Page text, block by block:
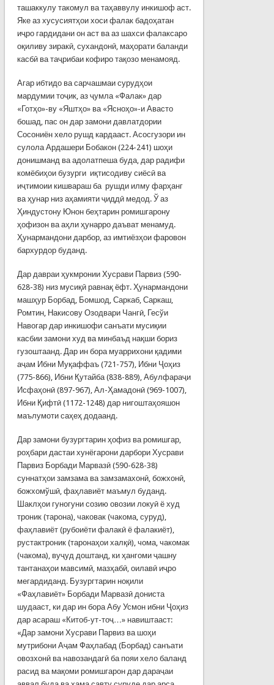
ташаккулу такомул ва таҳаввулу инкишоф аст.
Яке аз хусусиятҳои хоси фалак бадоҳатан
иҷро гардидани он аст ва аз шахси фалаксаро
оқиливу зиракӣ, сухандонӣ, маҳорати баланди
касбӣ ва таҷрибаи кофиро тақозо менамояд.
Агар ибтидо ва сарчашмаи сурудҳои
мардумии тоҷик, аз ҷумла «Фалак» дар
«Готҳо»-ву «Яштҳо» ва «Ясноҳо»-и Авасто
бошад, пас он дар замони давлатдории
Сосониён хело рушд кардааст. Асосгузори ин
сулола Ардашери Бобакон (224-241) шоҳи
донишманд ва адолатпеша буда, дар радифи
комёбиҳои бузурги иқтисодиву сиёсӣ ва
иҷтимоии кишвараш ба рушди илму фарҳанг
ва ҳунар низ аҳамияти ҷиддӣ медод. Ў аз
Ҳиндустону Юнон беҳтарин ромишгарону
ҳофизон ва аҳли ҳунарро даъват менамуд.
Ҳунармандони дарбор, аз имтиёзҳои фаровон
бархурдор буданд.
Дар давраи ҳукмронии Хусрави Парвиз (590-
628-38) низ мусиқӣ равнақ ёфт. Ҳунармандони
машҳур Борбад, Бомшод, Саркаб, Саркаш,
Ромтин, Накисову Озодвари Чангӣ, Гесўи
Навогар дар инкишофи санъати мусиқии
касбии замони худ ва минбаъд нақши бориз
гузоштаанд. Дар ин бора муаррихони қадими
аҷам Ибни Муқаффаъ (721-757), Ибни Ҷоҳиз
(775-866), Ибни Қутайба (838-889), Абулфараҷи
Исфаҳонӣ (897-967), Ал-Ҳамадонӣ (969-1007),
Ибни Қифтӣ (1172-1248) дар нигоштаҳояшон
маълумоти саҳеҳ додаанд.
Дар замони бузургтарин ҳофиз ва ромишгар,
роҳбари дастаи хунёгарони дарбори Хусрави
Парвиз Борбади Марвазӣ (590-628-38)
суннатҳои замзама ва замзамахонӣ, божхонӣ,
божхомўшӣ, фаҳлавиёт маъмул буданд.
Шаклҳои гуногуни созию овозии локуӣ ё худ
троник (тарона), чаковак (чакома, суруд),
фаҳлавиёт (рубоиёти фалакӣ ё фалакиёт),
рустактроник (таронаҳои халқӣ), чома, чакомак
(чакома), вуҷуд доштанд, ки ҳангоми ҷашну
тантанаҳои мавсимӣ, мазҳабӣ, оилавӣ иҷро
мегардиданд. Бузургтарин ноқили
«Фаҳлавиёт» Борбади Марвазӣ дониста
шудааст, ки дар ин бора Абу Усмон ибни Ҷоҳиз
дар асараш «Китоб-ут-тоҷ…» навиштааст:
«Дар замони Хусрави Парвиз ва шоҳи
мутрибони Аҷам Фаҳлабад (Борбад) санъати
овозхонӣ ва навозандагӣ ба пояи хело баланд
расид ва мақоми ромишгарон дар дараҷаи